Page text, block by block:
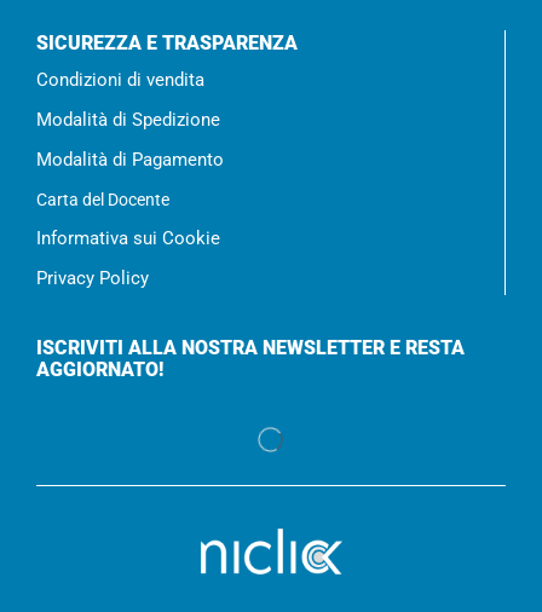
SICUREZZA E TRASPARENZA
Condizioni di vendita
Modalità di Spedizione
Modalità di Pagamento
Carta del Docente
Informativa sui Cookie
Privacy Policy
ISCRIVITI ALLA NOSTRA NEWSLETTER E RESTA
AGGIORNATO!